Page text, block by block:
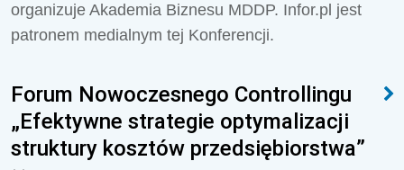
organizuje Akademia Biznesu MDDP. Infor.pl jest
patronem medialnym tej Konferencji.
Forum Nowoczesnego Controllingu
„Efektywne strategie optymalizacji
struktury kosztów przedsiębiorstwa”